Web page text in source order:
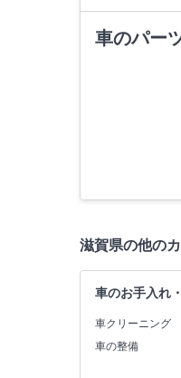
車のパー
滋賀県の他の
車のお手入れ
車クリーニング
車の整備